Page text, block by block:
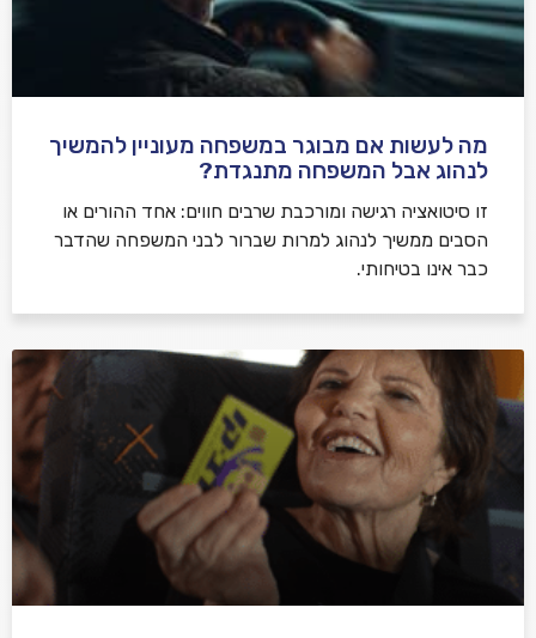
מה לעשות אם מבוגר במשפחה מעוניין להמשיך
לנהוג אבל המשפחה מתנגדת?
זו סיטואציה רגישה ומורכבת שרבים חווים: אחד ההורים או
הסבים ממשיך לנהוג למרות שברור לבני המשפחה שהדבר
כבר אינו בטיחותי.